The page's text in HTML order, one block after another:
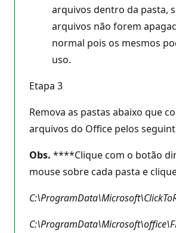
arquivos dentro da pasta,
arquivos não forem
normal pois os mesmos
uso.
Etapa 3
Remova as pastas abaixo que
arquivos do Office pelos
Obs. ****Clique com o botão
mouse sobre cada pasta e